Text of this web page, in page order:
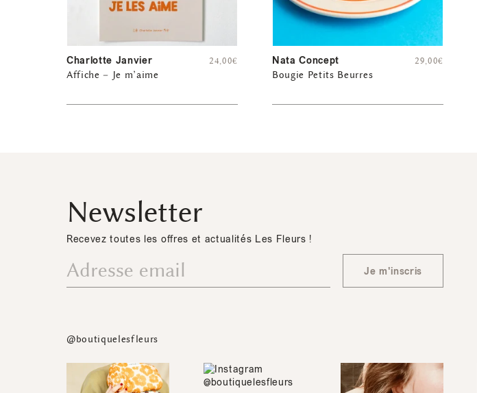
Charlotte Janvier
Affiche – Je m’aime
24,00€ Nata Concept
Bougie Petits Beurres
29,00€
Newsletter
Recevez toutes les offres et actualités Les Fleurs !
Je m'inscris
@boutiquelesfleurs